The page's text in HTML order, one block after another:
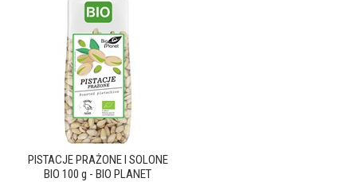
PISTACJE PRAŻONE I SOLONE
BIO 100 g - BIO PLANET